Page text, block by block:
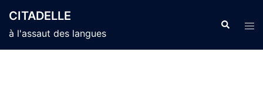
contenu
CITADELLE
à l'assaut des langues